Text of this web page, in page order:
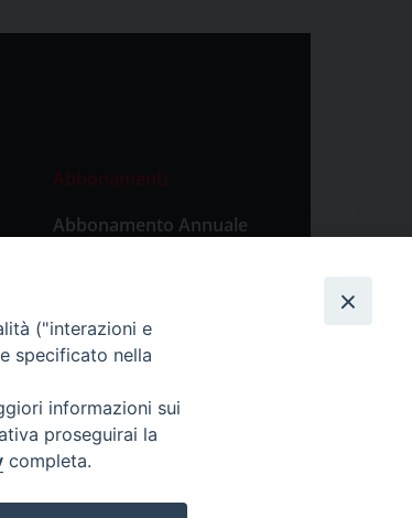
Abbonamenti
Abbonamento Annuale
Abbonamento Singola
("interazioni e
specificato nella
informazioni sui
proseguirai la
completa.